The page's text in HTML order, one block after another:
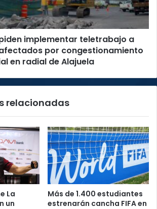
implementar teletrabajo a
por congestionamiento
en radial de Alajuela
relacionadas
La
un
Más de 1.400 estudiantes
estrenarán cancha FIFA en